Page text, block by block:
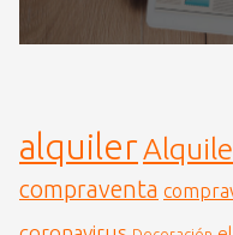
alquiler
compraventa